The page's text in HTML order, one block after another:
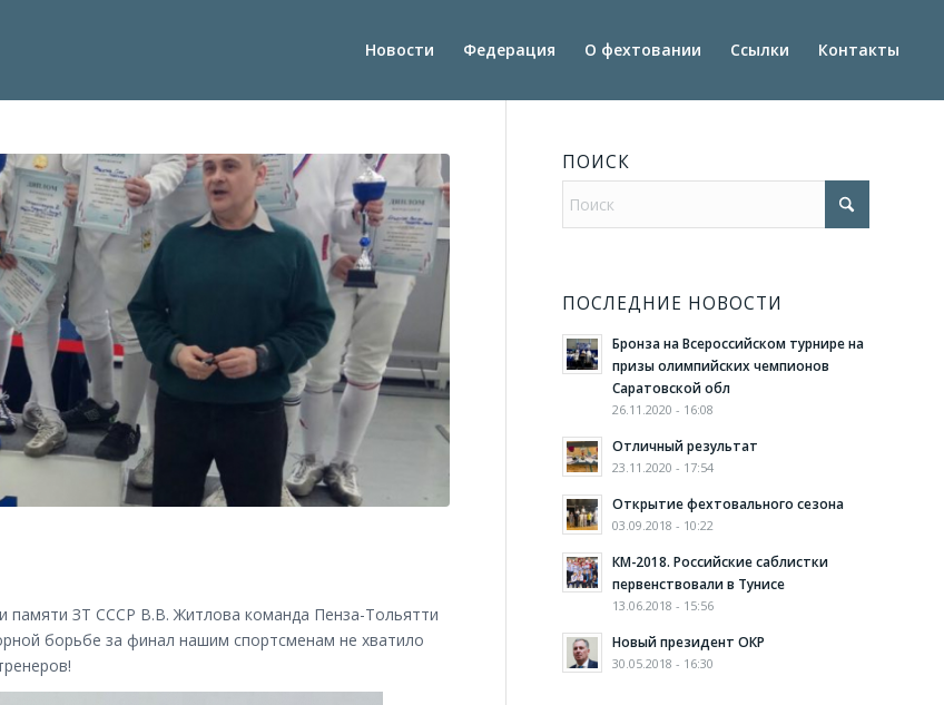
Новости Федерация О фехтовании Ссылки Контакты
памяти ЗТ СССР В.В. Житлова команда Пенза-Тольятти
борьбе за финал нашим спортсменам не хватило
ПОИСК
ПОСЛЕДНИЕ НОВОСТИ
Бронза на Всероссийском турнире на
призы олимпийских чемпионов
Саратовской обл
26.11.2020 - 16:08
Отличный результат
23.11.2020 - 17:54
Открытие фехтовального сезона
03.09.2018 - 10:22
КМ-2018. Российские саблистки
первенствовали в Тунисе
13.06.2018 - 15:56
Новый президент ОКР
30.05.2018 - 16:30